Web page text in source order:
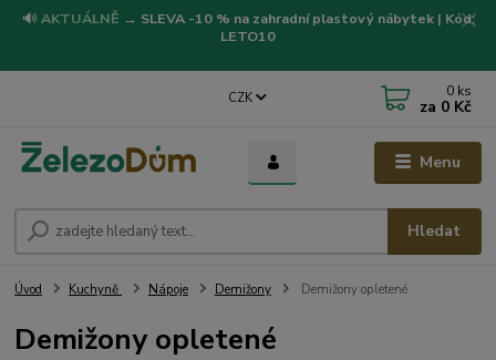
🔊 AKTUÁLNĚ → SLEVA -10 % na zahradní plastový nábytek | Kód:
LETO10
Menu
CZK
Hledat
0 ks
za 0 Kč
Úvod Kuchyně Nápoje Demižony Demižony opletené
Demižony opletené